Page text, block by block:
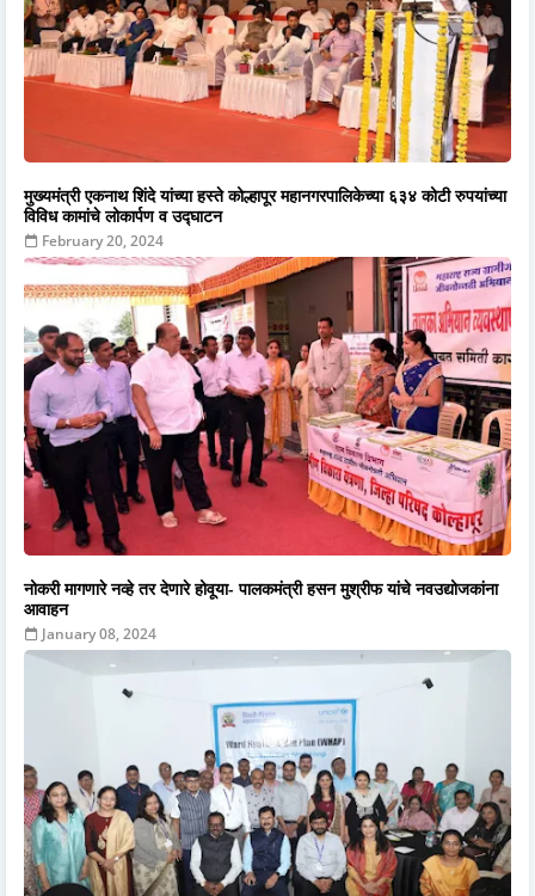
मुख्यमंत्री एकनाथ शिंदे यांच्या हस्ते कोल्हापूर महानगरपालिकेच्या ६३४ कोटी रुपयांच्या
विविध कामांचे लोकार्पण व उद्घाटन
February 20, 2024
नोकरी मागणारे नव्हे तर देणारे होवूया- पालकमंत्री हसन मुश्रीफ यांचे नवउद्योजकांना
आवाहन
January 08, 2024